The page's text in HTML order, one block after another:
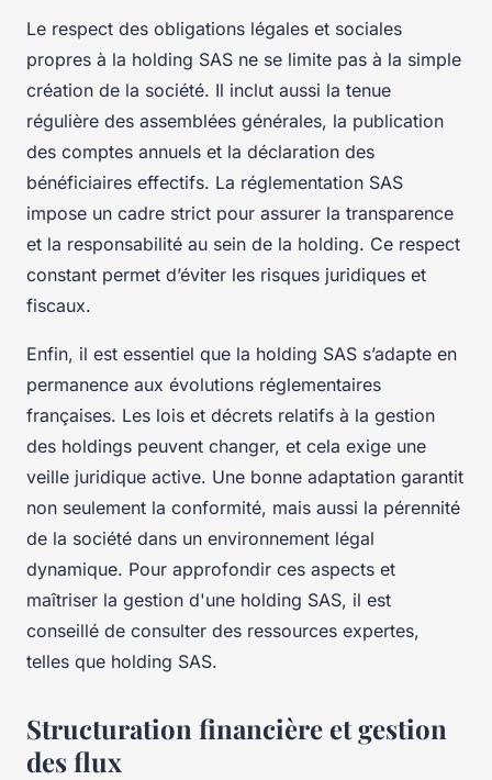
Le respect des obligations légales et sociales
propres à la holding SAS ne se limite pas à la simple
création de la société. Il inclut aussi la tenue
régulière des assemblées générales, la publication
des comptes annuels et la déclaration des
bénéficiaires effectifs. La réglementation SAS
impose un cadre strict pour assurer la transparence
et la responsabilité au sein de la holding. Ce respect
constant permet d’éviter les risques juridiques et
fiscaux.
Enfin, il est essentiel que la holding SAS s’adapte en
permanence aux évolutions réglementaires
françaises. Les lois et décrets relatifs à la gestion
des holdings peuvent changer, et cela exige une
veille juridique active. Une bonne adaptation garantit
non seulement la conformité, mais aussi la pérennité
de la société dans un environnement légal
dynamique. Pour approfondir ces aspects et
maîtriser la gestion d'une holding SAS, il est
conseillé de consulter des ressources expertes,
telles que holding SAS.
Structuration financière et gestion
des flux